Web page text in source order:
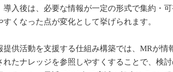
導入後は、必要な情報が一定の形式で集約・
すくなった点が変化として挙げられます。
提供活動を支援する仕組み構築では、MRが
れたナレッジを参照しやすくすることで、検